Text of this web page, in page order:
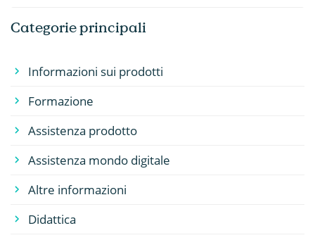
Categorie principali
Informazioni sui prodotti
Formazione
Assistenza prodotto
Assistenza mondo digitale
Altre informazioni
Didattica